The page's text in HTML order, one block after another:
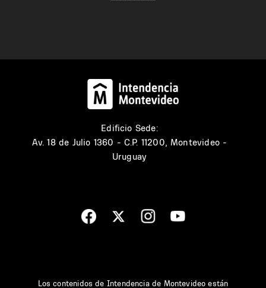
Edificio Sede:
Av. 18 de Julio 1360 - C.P. 11200, Montevideo -
Uruguay
Los contenidos de Intendencia de Montevideo están